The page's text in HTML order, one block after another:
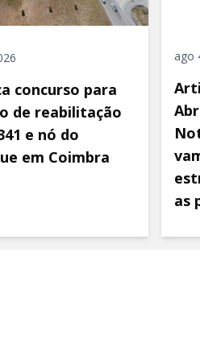
concurso para
de reabilitação
e nó do
em Coimbra
ago
as